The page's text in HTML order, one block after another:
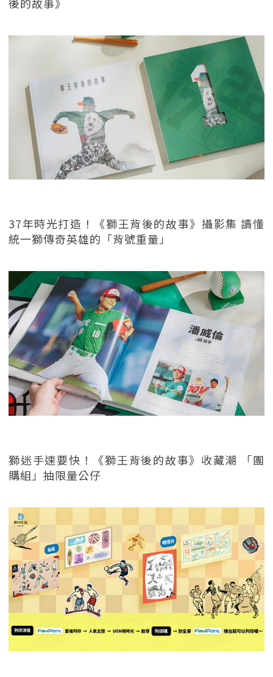
37年時光打造！《獅王背後的故事》攝影集 讀懂
統一獅傳奇英雄的「背號重量」
獅迷手速要快！《獅王背後的故事》收藏潮 「團
購組」抽限量公仔